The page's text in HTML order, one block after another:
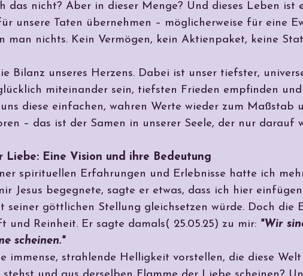
das nicht? Aber in dieser Menge? Und dieses Leben ist
unsere Taten übernehmen – möglicherweise für eine
man nichts. Kein Vermögen, kein Aktienpaket, keine
Bilanz unseres Herzens. Dabei ist unser tiefster,
miteinander sein, tiefsten Frieden empfinden
diese einfachen, wahren Werte wieder zum Maßstab
– das ist der Samen in unserer Seele, der nur darauf
Liebe: Eine Vision und ihre Bedeutung
spirituellen Erfahrungen und Erlebnisse hatte ich
Jesus begegnete, sagte er etwas, dass ich hier
seiner göttlichen Stellung gleichsetzen würde. Doch die
und Reinheit. Er sagte damals( 25.05.25) zu mir: "Wir
scheinen."
immense, strahlende Helligkeit vorstellen, die diese